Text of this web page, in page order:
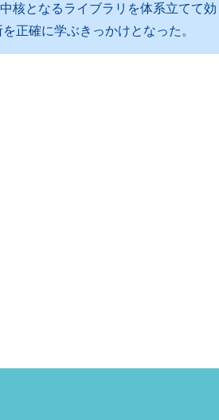
核となるライブラリを体系立てて効
正確に学ぶきっかけとなった。